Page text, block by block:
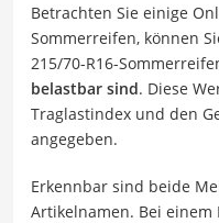
Betrachten Sie einige
Sommerreifen, können
215/70-R16-
belastbar sind. Diese
Traglastindex und den
angegeben.
Erkennbar sind beide
Artikelnamen. Bei einem